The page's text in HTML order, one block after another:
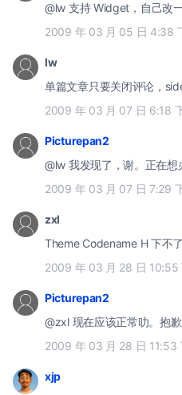
@lw 支持 Widget，自己改
2009 年 03 月 05 日 4:38
lw
单篇文章只要关闭评论，
2009 年 03 月 07 日 6:18
Picturepan2
@lw 我发现了，谢。正在想
2009 年 03 月 07 日 7:29
zxl
Theme Codename H 下不了
2009 年 03 月 28 日 10:55
Picturepan2
@zxl 现在应该正常叻。抱歉
2009 年 03 月 28 日 11:53
xjp